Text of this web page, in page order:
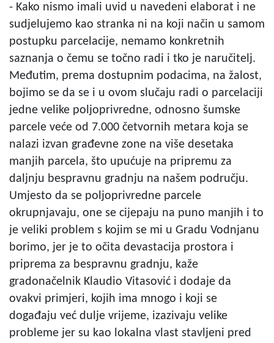
- Kako nismo imali uvid u navedeni elaborat i ne
sudjelujemo kao stranka ni na koji način u samom
postupku parcelacije, nemamo konkretnih
saznanja o čemu se točno radi i tko je naručitelj.
Međutim, prema dostupnim podacima, na žalost,
bojimo se da se i u ovom slučaju radi o parcelaciji
jedne velike poljoprivredne, odnosno šumske
parcele veće od 7.000 četvornih metara koja se
nalazi izvan građevne zone na više desetaka
manjih parcela, što upućuje na pripremu za
daljnju bespravnu gradnju na našem području.
Umjesto da se poljoprivredne parcele
okrupnjavaju, one se cijepaju na puno manjih i to
je veliki problem s kojim se mi u Gradu Vodnjanu
borimo, jer je to očita devastacija prostora i
priprema za bespravnu gradnju, kaže
gradonačelnik Klaudio Vitasović i dodaje da
ovakvi primjeri, kojih ima mnogo i koji se
događaju već dulje vrijeme, izazivaju velike
probleme jer su kao lokalna vlast stavljeni pred